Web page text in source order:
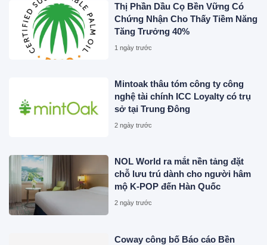
Thị Phần Dầu Cọ Bền Vững Có
Chứng Nhận Cho Thấy Tiềm Năng
Tăng Trưởng 40%
1 ngày trước
Mintoak thâu tóm công ty công
nghệ tài chính ICC Loyalty có trụ
sở tại Trung Đông
2 ngày trước
NOL World ra mắt nền tảng đặt
chỗ lưu trú dành cho người hâm
mộ K-POP đến Hàn Quốc
2 ngày trước
Coway công bố Báo cáo Bền